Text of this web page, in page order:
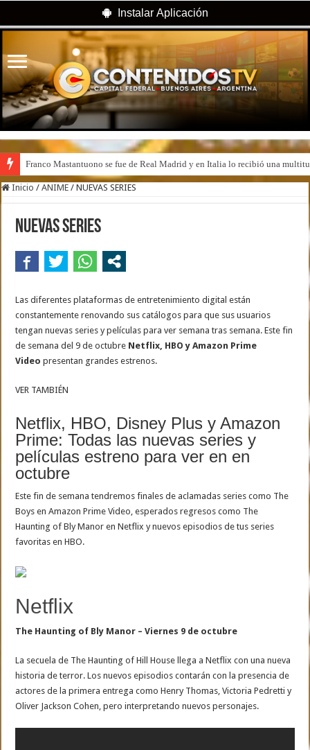
Instalar Aplicación
Franco Mastantuono se fue de Real Madrid y en Italia lo recibió una
Inicio / ANIME / NUEVAS SERIES
NUEVAS SERIES
Las diferentes plataformas de entretenimiento digital están
constantemente renovando sus catálogos para que sus usuarios
tengan nuevas series y películas para ver semana tras semana. Este fin
de semana del 9 de octubre Netflix, HBO y Amazon Prime
Video presentan grandes estrenos.
VER TAMBIÉN
Netflix, HBO, Disney Plus y Amazon
Prime: Todas las nuevas series y
películas estreno para ver en en
octubre
Este fin de semana tendremos finales de aclamadas series como The
Boys en Amazon Prime Video, esperados regresos como The
Haunting of Bly Manor en Netflix y nuevos episodios de tus series
favoritas en HBO.
Netflix
The Haunting of Bly Manor – Viernes 9 de octubre
La secuela de The Haunting of Hill House llega a Netflix con una nueva
historia de terror. Los nuevos episodios contarán con la presencia de
actores de la primera entrega como Henry Thomas, Victoria Pedretti y
Oliver Jackson Cohen, pero interpretando nuevos personajes.